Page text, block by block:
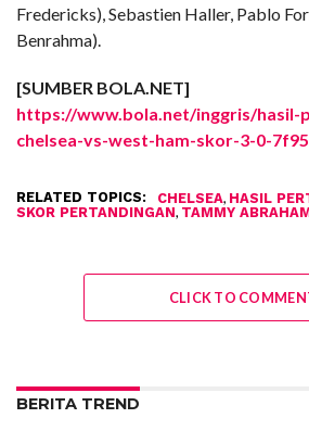
Fredericks), Sebastien Haller, Pablo
Benrahma).
[SUMBER BOLA.NET]
https://www.bola.net/inggris/hasil-
chelsea-vs-west-ham-skor-3-0-
RELATED TOPICS: CHELSEA, HASIL
SKOR PERTANDINGAN, TAMMY
CLICK TO
BERITA TREND